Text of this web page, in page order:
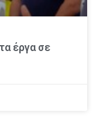
έργα σε